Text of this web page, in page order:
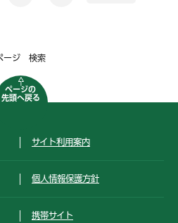
ージ 検索
ページの
先頭へ戻る
サイト利用案内
個人情報保護方針
携帯サイト